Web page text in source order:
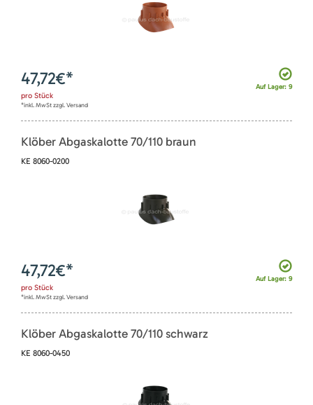
Auf Lager: 9
47,72€*
pro Stück
*inkl. MwSt zzgl. Versand
Klöber Abgaskalotte 70/110 braun
KE 8060-0200
Auf Lager: 9
47,72€*
pro Stück
*inkl. MwSt zzgl. Versand
Klöber Abgaskalotte 70/110 schwarz
KE 8060-0450